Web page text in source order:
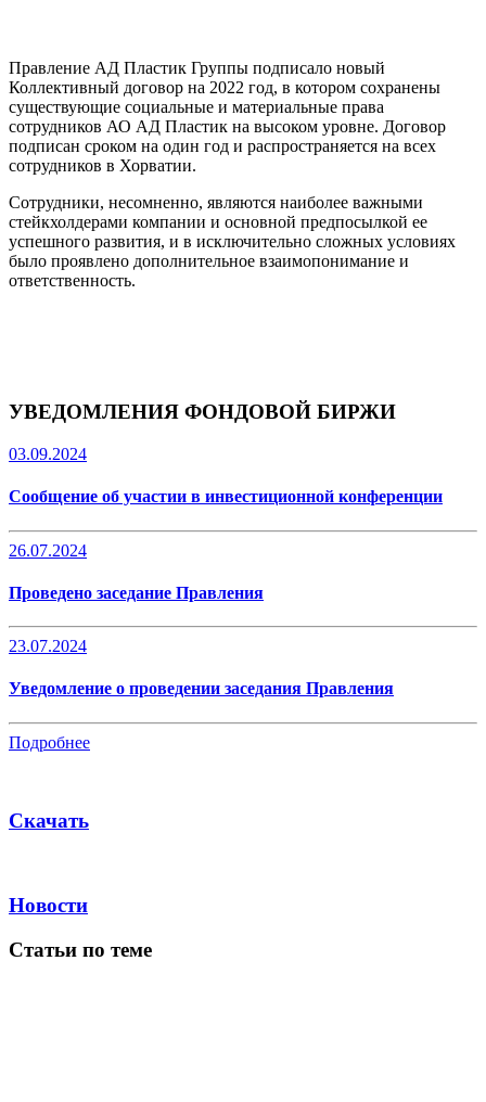
Правление АД Пластик Группы подписало новый
Коллективный договор на 2022 год, в котором сохранены
существующие социальные и материальные права
сотрудников АО АД Пластик на высоком уровне. Договор
подписан сроком на один год и распространяется на всех
сотрудников в Хорватии.
Сотрудники, несомненно, являются наиболее важными
стейкхолдерами компании и основной предпосылкой ее
успешного развития, и в исключительно сложных условиях
было проявлено дополнительное взаимопонимание и
ответственность.
УВЕДОМЛЕНИЯ ФОНДОВОЙ БИРЖИ
03.09.2024
Сообщение об участии в инвестиционной конференции
26.07.2024
Проведено заседание Правления
23.07.2024
Уведомление о проведении заседания Правления
Подробнее
Скачать
Новости
Статьи по теме